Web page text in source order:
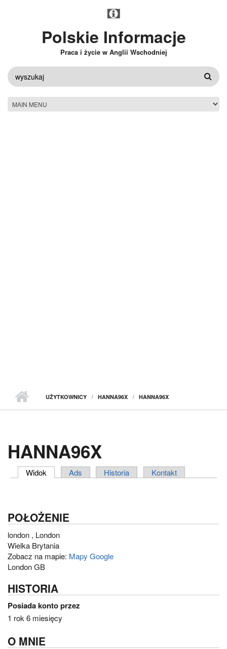
Polskie Informacje
Praca i życie w Anglii Wschodniej
FORMULARZ
WYSZUKIWANIA
UŻYTKOWNICY HANNA96X HANNA96X
HANNA96X
Widok (aktywna karta)
Ads Historia Kontakt
POŁOŻENIE
london , London
Wielka Brytania
Zobacz na mapie: Mapy Google
London GB
HISTORIA
Posiada konto przez
1 rok 6 miesięcy
O MNIE